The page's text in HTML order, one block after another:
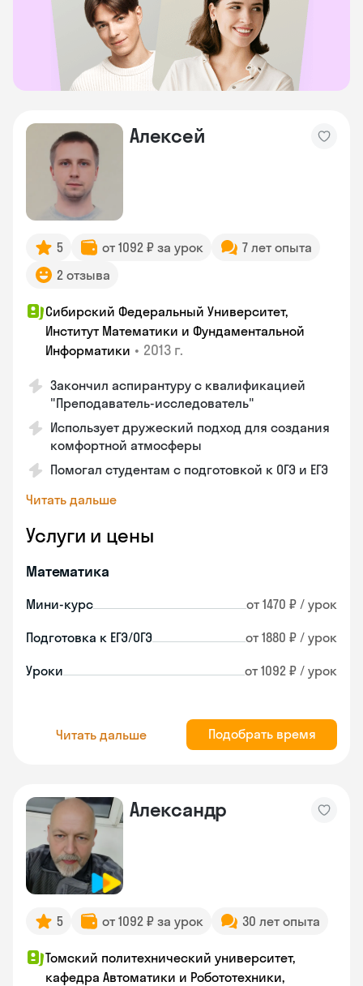
Алексей
5 от 1092 ₽ за урок
7 лет опыта
2 отзыва
Сибирский Федеральный Университет,
Институт Математики и Фундаментальной
Информатики • 2013 г.
Закончил аспирантуру с квалификацией
"Преподаватель-исследователь"
Использует дружеский подход для создания
комфортной атмосферы
Помогал студентам с подготовкой к ОГЭ и ЕГЭ
Читать дальше
Услуги и цены
Математика
Мини-курс от 1470 ₽ / урок
Подготовка к ЕГЭ/ОГЭ от 1880 ₽ / урок
Уроки от 1092 ₽ / урок
Читать дальше Подобрать время
Александр
5 от 1092 ₽ за урок 30 лет опыта
Томский политехнический университет,
кафедра Автоматики и Робототехники,